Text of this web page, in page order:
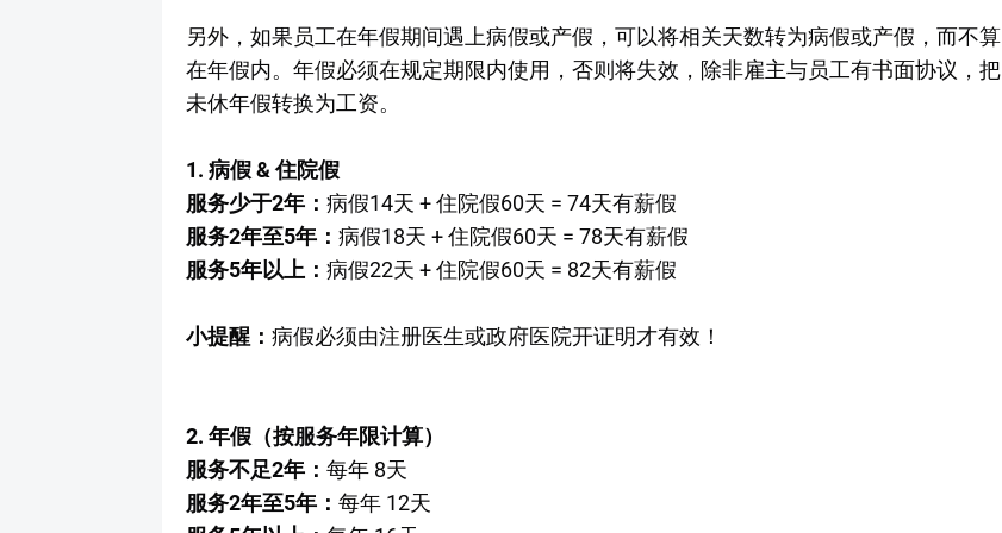
另外，如果员工在年假期间遇上病假或产假，可以将相关天数转为病假或产假，而不算
在年假内。年假必须在规定期限内使用，否则将失效，除非雇主与员工有书面协议，把
未休年假转换为工资。
1. 病假 & 住院假
服务少于2年： 病假14天 + 住院假60天 = 74天有薪假
服务2年至5年： 病假18天 + 住院假60天 = 78天有薪假
服务5年以上： 病假22天 + 住院假60天 = 82天有薪假
小提醒： 病假必须由注册医生或政府医院开证明才有效！
2. 年假（按服务年限计算）
服务不足2年： 每年 8天
服务2年至5年： 每年 12天